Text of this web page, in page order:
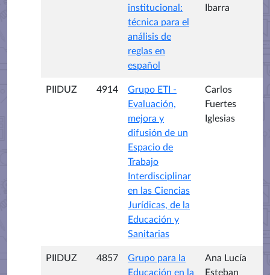
institucional:
técnica para el
análisis de
reglas en
español
Ibarra
PIIDUZ 4914
Grupo ETI -
Evaluación,
mejora y
difusión de un
Espacio de
Trabajo
Interdisciplinar
en las Ciencias
Jurídicas, de la
Educación y
Sanitarias
Carlos
Fuertes
Iglesias
PIIDUZ 4857
Grupo para la
Educación en la
Ana Lucía
Esteban